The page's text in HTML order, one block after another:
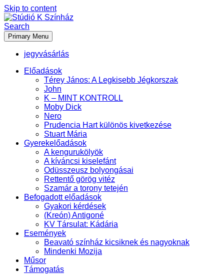
Skip to content
Stúdió K Színház
Search
Primary Menu
jegyvásárlás
Előadások
Térey János: A Legkisebb Jégkorszak
John
K – MINT KONTROLL
Moby Dick
Nero
Prudencia Hart különös kivetkezése
Stuart Mária
Gyerekelőadások
A kengurukölyök
A kíváncsi kiselefánt
Odüsszeusz bolyongásai
Rettentő görög vitéz
Szamár a torony tetején
Befogadott előadások
Gyakori kérdések
(Kreón) Antigoné
KV Társulat: Kádária
Események
Beavató színház kicsiknek és nagyoknak
Mindenki Mozija
Műsor
Támogatás